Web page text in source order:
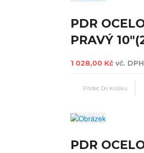
PDR
PRAVÝ
1 028,00 Kč vč. DPH
PDR